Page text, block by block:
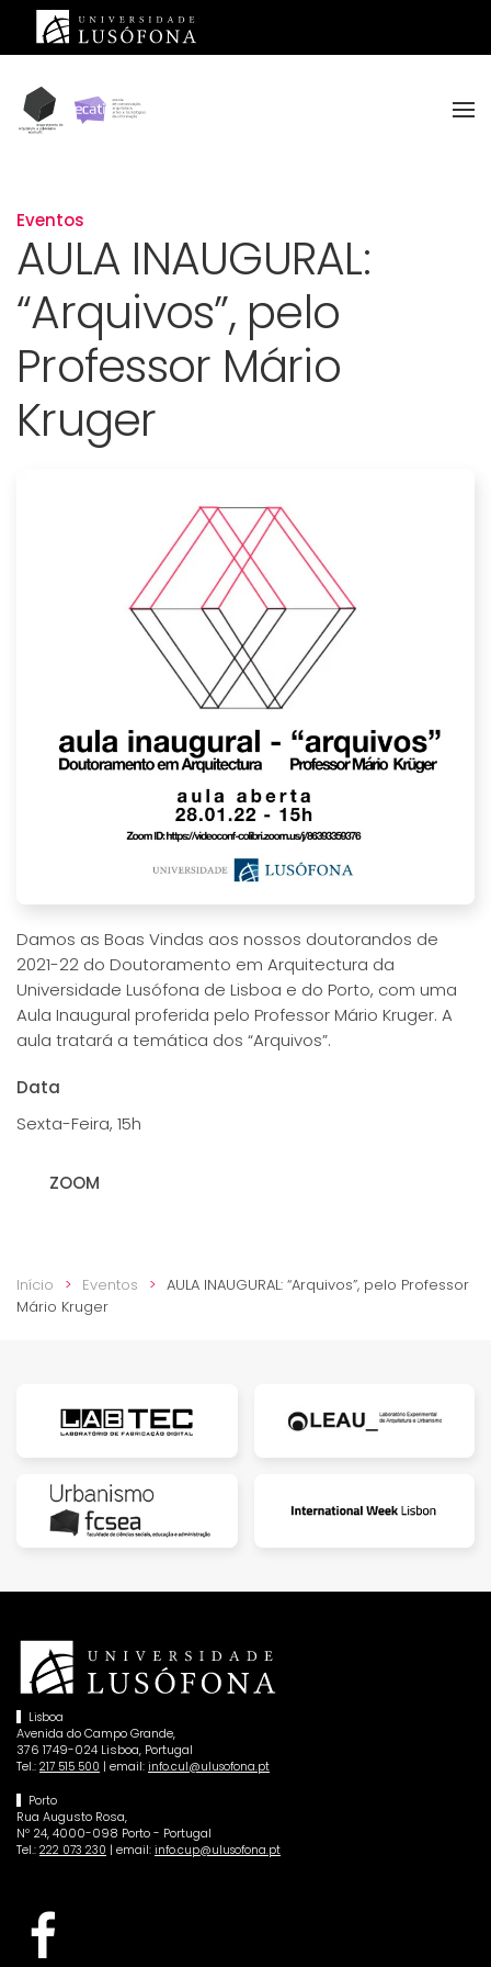
Saltar para o conteúdo principal
Eventos
AULA INAUGURAL:
“Arquivos”, pelo
Professor Mário
Kruger
Damos as Boas Vindas aos nossos doutorandos de
2021-22 do Doutoramento em Arquitectura da
Universidade Lusófona de Lisboa e do Porto, com uma
Aula Inaugural proferida pelo Professor Mário Kruger. A
aula tratará a temática dos “Arquivos”.
Data
Sexta-Feira, 15h
ZOOM
Início Eventos
AULA INAUGURAL: “Arquivos”, pelo Professor
Mário Kruger
Lisboa
Avenida do Campo Grande,
376 1749-024 Lisboa, Portugal
Tel.: 217 515 500 | email: info.cul@ulusofona.pt
Porto
Rua Augusto Rosa,
Nº 24, 4000-098 Porto - Portugal
Tel.: 222 073 230 | email: info.cup@ulusofona.pt